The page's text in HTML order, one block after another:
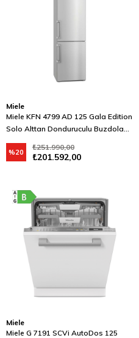
Miele
Miele KFN 4799 AD 125 Gala Edition
Solo Alttan Donduruculu Buzdolabı
A Enerji Sınıfı Çelik
₺201.592,00
₺251.990,00
%20
Miele
Miele G 7191 SCVi AutoDos 125